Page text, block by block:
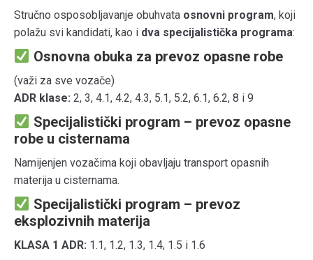
Stručno osposobljavanje obuhvata osnovni program, koji
polažu svi kandidati, kao i dva specijalistička programa:
Osnovna obuka za prevoz opasne robe
(važi za sve vozače)
ADR klase: 2, 3, 4.1, 4.2, 4.3, 5.1, 5.2, 6.1, 6.2, 8 i 9
Specijalistički program – prevoz opasne
robe u cisternama
Namijenjen vozačima koji obavljaju transport opasnih
materija u cisternama.
Specijalistički program – prevoz
eksplozivnih materija
KLASA 1 ADR: 1.1, 1.2, 1.3, 1.4, 1.5 i 1.6